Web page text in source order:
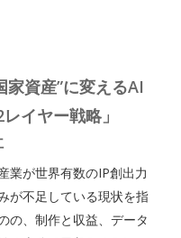
家資産”に変えるAI
イヤー戦略」
業が世界有数のIP創出力
が不足している現状を指
の、制作と収益、データ